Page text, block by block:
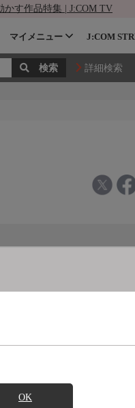
かす作品特集 | J:COM TV
マイメニュー J:COM
詳細検索
OK